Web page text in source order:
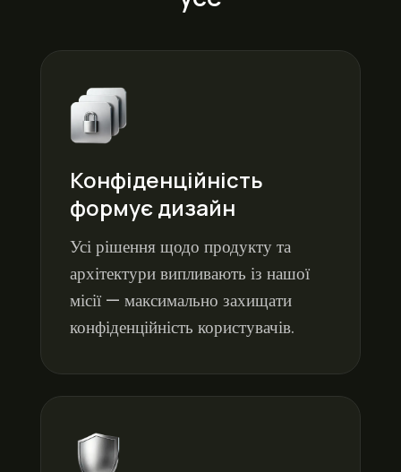
Конфіденційність
формує дизайн
Усі рішення щодо продукту та
архітектури випливають із нашої
місії — максимально захищати
конфіденційність користувачів.